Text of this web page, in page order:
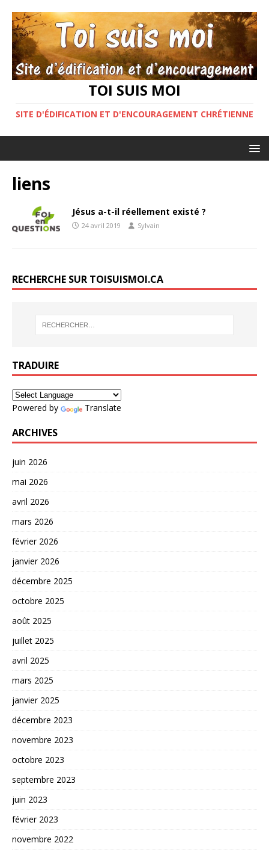
TOI SUIS MOI
SITE D'ÉDIFICATION ET D'ENCOURAGEMENT CHRÉTIENNE
liens
Jésus a-t-il réellement existé ?
24 avril 2019 Sylvain
RECHERCHE SUR TOISUISMOI.CA
TRADUIRE
Powered by Translate
ARCHIVES
juin 2026
mai 2026
avril 2026
mars 2026
février 2026
janvier 2026
décembre 2025
octobre 2025
août 2025
juillet 2025
avril 2025
mars 2025
janvier 2025
décembre 2023
novembre 2023
octobre 2023
septembre 2023
juin 2023
février 2023
novembre 2022